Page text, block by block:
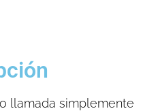
llamada simplemente